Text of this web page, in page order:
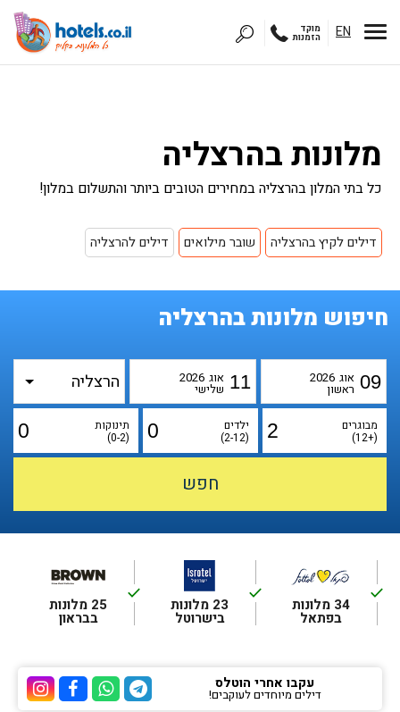
EN מוקד
הזמנות
מלונות בהרצליה
כל בתי המלון בהרצליה במחירים הטובים ביותר והתשלום במלון!
דילים לקיץ בהרצליה שובר מילואים דילים להרצליה
חיפוש מלונות בהרצליה
09 אוג 2026
ראשון 11 אוג 2026
שלישי
מבוגרים
(+12)
ילדים
(2-12)
תינוקות
(0-2)
done
34 מלונות
בפתאל
done
23 מלונות
בישרוטל
done
25 מלונות
בבראון
ערוץ ערוץ
ערוץ הוואטסאפ של
ערוץ הטלגרם של הוטלס
עקבו אחרי הוטלס
דילים מיוחדים לעוקבים!